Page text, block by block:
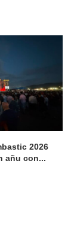
2026
añu con...